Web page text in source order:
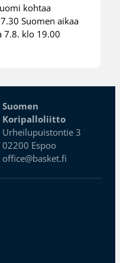
kohtaa
Suomen aikaa
7.8. klo 19.00
Suomen
Koripalloliitto
Urheilupuistontie 3
02200 Espoo
office@basket.fi